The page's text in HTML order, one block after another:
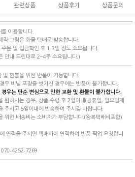
관련상품 상품후기 상품문의
이용합니다.
작 그림은 화물 택배로 발송합니다.
주문 및 입금확인 후 1-3일 정도 소요됩니다.
안내 드린대로 2~4주 소요됩니다.)
및 환불을 위한 반품이 가능합니다.
우 비닐 포장을 벗기신 경우에는 반품이 불가합니다.
우는 단순 변심으로 인한 교환 및 환불이 불가합니다.
원하시는 경우, 상품 수령 후 2일이내(공휴일, 일요일제
주시고 5일이내에 반송하여 주시길 바랍니다.
위한 배송비는 소비자가 부담합니다.(왕복택배비포함)
연락을 주시면 택배사에 연락하여 반품 픽업 요청합니
4252-7269